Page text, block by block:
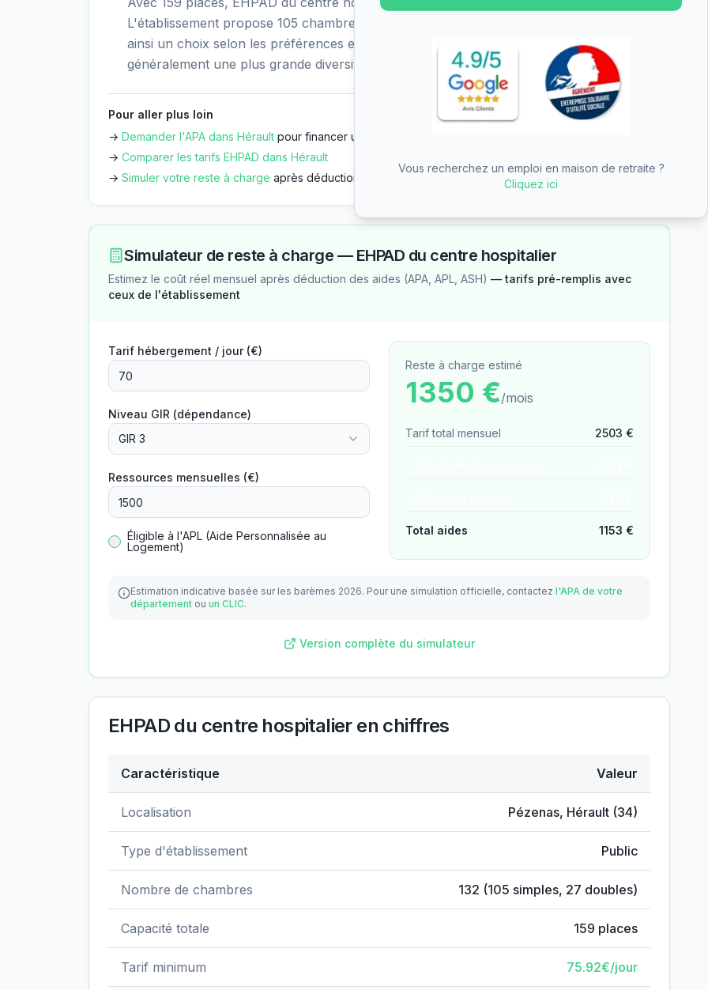
L'établissement propose 105 chambres individuelles et 27 chambres doubles, offrant
ainsi un choix selon les préférences et le budget. Les grands établissements proposent
généralement une plus grande diversité de services et d'activités.
Pour aller plus loin
→ Demander l'APA dans Hérault pour financer une partie du tarif dépendance
→ Comparer les tarifs EHPAD dans Hérault
→ Simuler votre reste à charge après déduction des aides
Simulateur de reste à charge — EHPAD du centre hospitalier
Estimez le coût réel mensuel après déduction des aides (APA, APL, ASH) — tarifs pré-remplis avec
ceux de l'établissement
Tarif hébergement / jour (€)
Niveau GIR (dépendance)
GIR 3
Ressources mensuelles (€)
Éligible à l'APL (Aide Personnalisée au
Logement)
Reste à charge estimé
1350 €/mois
Tarif total mensuel 2503 €
Total aides 1153 €
Estimation indicative basée sur les barèmes 2026. Pour une simulation officielle, contactez l'APA de votre
département ou un CLIC.
Version complète du simulateur
EHPAD du centre hospitalieren chiffres
Caractéristique Valeur
Localisation Pézenas, Hérault (34)
Type d'établissement Public
Nombre de chambres 132 (105 simples, 27 doubles)
Capacité totale 159 places
Tarif minimum 75.92€/jour
Vous recherchez un emploi en maison de retraite ?
Cliquez ici